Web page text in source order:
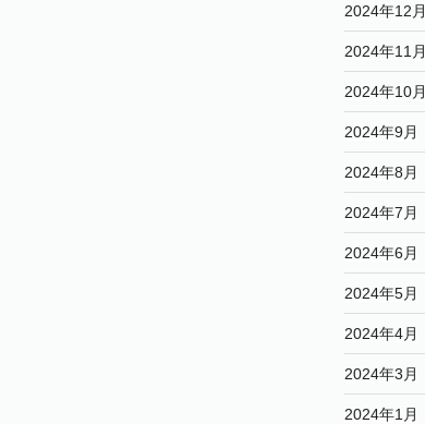
2024年12月
2024年11月
2024年10月
2024年9月
2024年8月
2024年7月
2024年6月
2024年5月
2024年4月
2024年3月
2024年1月